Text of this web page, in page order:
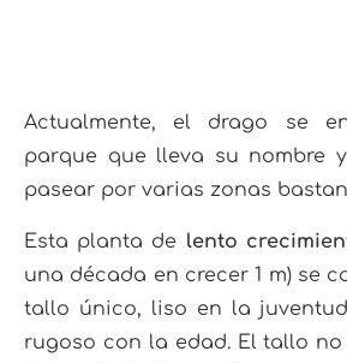
Actualmente, el drago se
parque que lleva su nombre
pasear por varias zonas
Esta planta de lento
una década en crecer 1 m) se
tallo único, liso en la
rugoso con la edad. El tallo